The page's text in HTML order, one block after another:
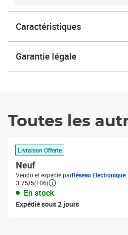
Caractéristiques
Garantie légale
Toutes les
Livraison Offerte
Neuf
Vendu et expédié parRéseau Electronique
3.75/5(106)
En stock
Expédié sous 2 jours